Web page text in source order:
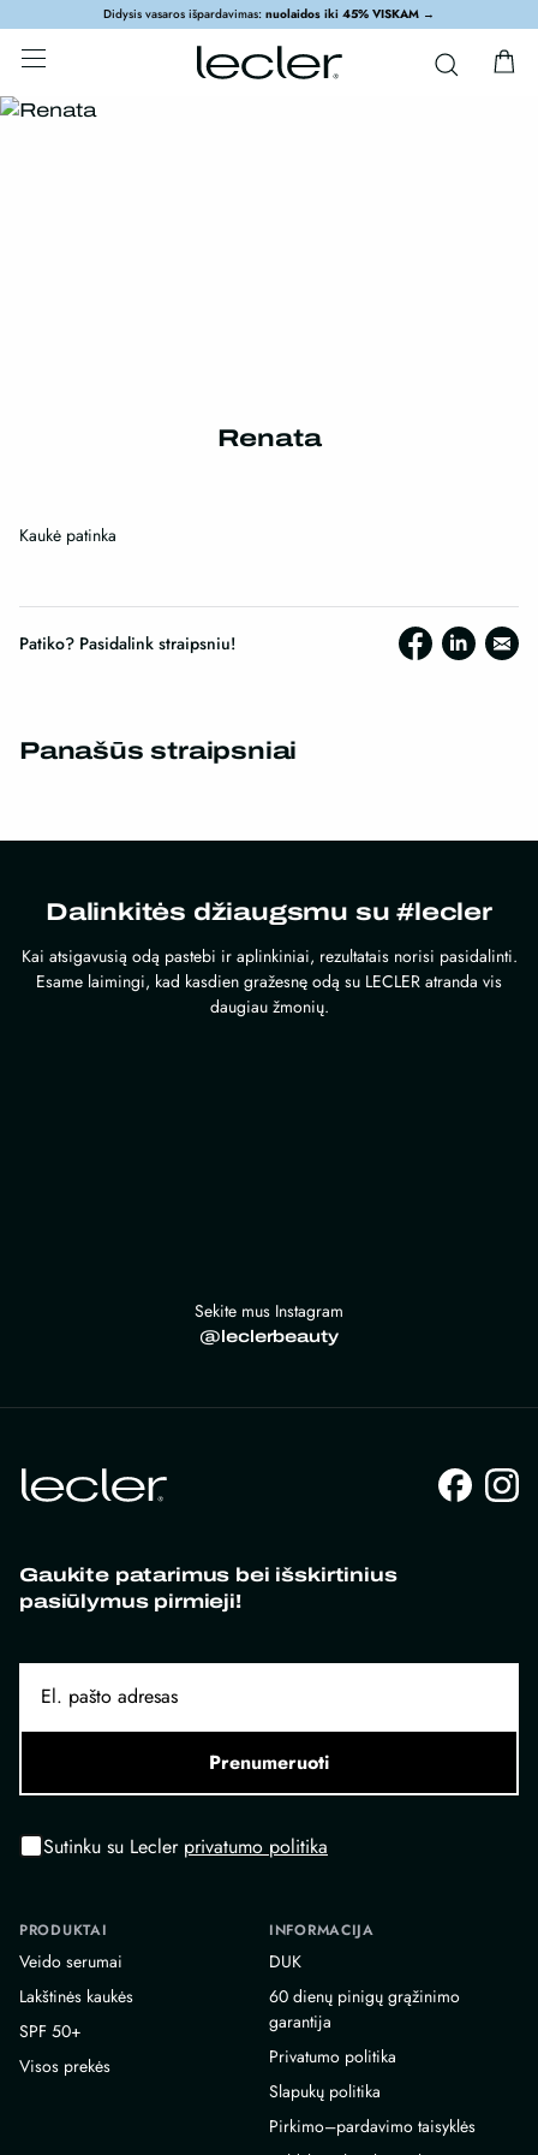
Didysis vasaros išpardavimas: nuolaidos iki 45% VISKAM →
Renata
Kaukė patinka
Patiko? Pasidalink straipsniu!
Panašūs straipsniai
Dalinkitės džiaugsmu su #lecler
Kai atsigavusią odą pastebi ir aplinkiniai, rezultatais norisi pasidalinti.
Esame laimingi, kad kasdien gražesnę odą su LECLER atranda vis
daugiau žmonių.
Sekite mus Instagram
@leclerbeauty
Gaukite patarimus bei išskirtinius
pasiūlymus pirmieji!
Prenumeruoti
Sutinku su Lecler privatumo politika
PRODUKTAI
Veido serumai
Lakštinės kaukės
SPF 50+
Visos prekės
INFORMACIJA
DUK
60 dienų pinigų grąžinimo
garantija
Privatumo politika
Slapukų politika
Pirkimo–pardavimo taisyklės